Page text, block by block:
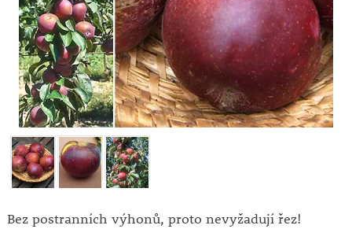
Bez postranních výhonů, proto nevyžadují řez!